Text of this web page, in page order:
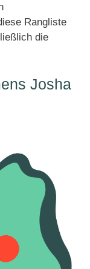
Rangliste
die
Josha